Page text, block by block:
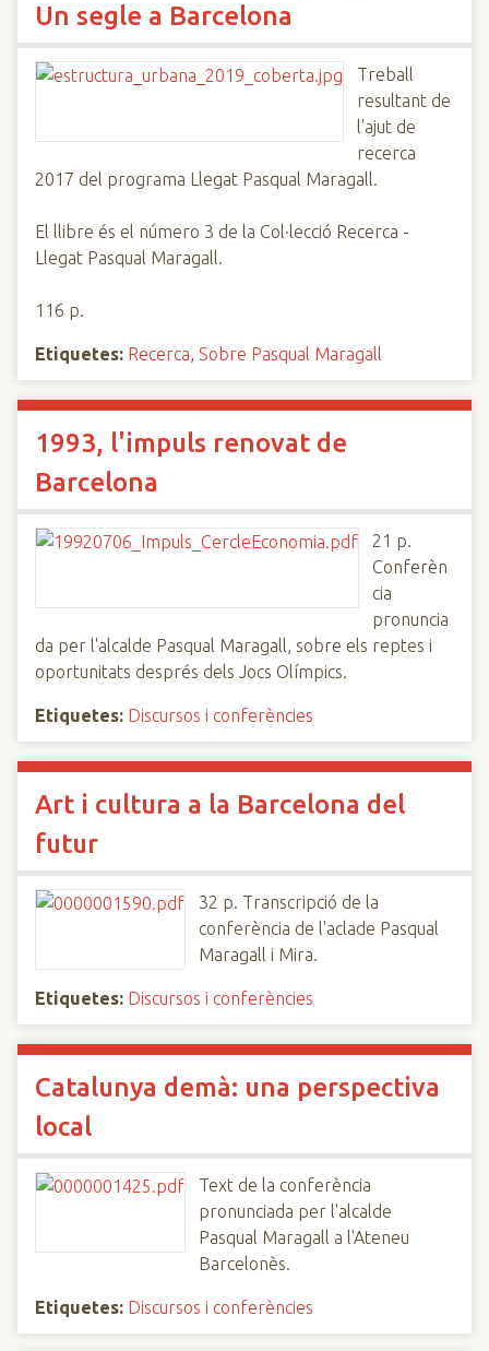
Un segle a Barcelona
Treball
resultant de
l'ajut de
recerca
2017 del programa Llegat Pasqual Maragall.
El llibre és el número 3 de la Col·lecció Recerca -
Llegat Pasqual Maragall.
116 p.
Etiquetes: Recerca, Sobre Pasqual Maragall
1993, l'impuls renovat de
Barcelona
21 p.
Conferèn
cia
pronuncia
da per l'alcalde Pasqual Maragall, sobre els reptes i
oportunitats després dels Jocs Olímpics.
Etiquetes: Discursos i conferències
Art i cultura a la Barcelona del
futur
32 p. Transcripció de la
conferència de l'aclade Pasqual
Maragall i Mira.
Etiquetes: Discursos i conferències
Catalunya demà: una perspectiva
local
Text de la conferència
pronunciada per l'alcalde
Pasqual Maragall a l'Ateneu
Barcelonès.
Etiquetes: Discursos i conferències